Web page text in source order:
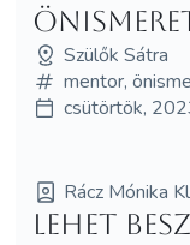
Szülők Sátra
mentor,
csütörtök,
Rácz Mónika
Lehet